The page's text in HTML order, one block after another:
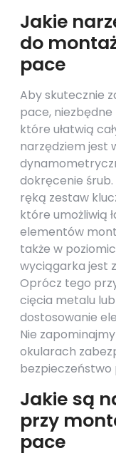
Jakie
do
pace
Aby skutecznie
pace,
które ułatwią
narzędziem jest
dokręcenie
ręką zestaw
które umożliwią
elementów
także w
wyciągarka jest
Oprócz tego
cięcia metalu
dostosowanie
Nie
okularach
bezpieczeństwo
Jakie są
przy
pace